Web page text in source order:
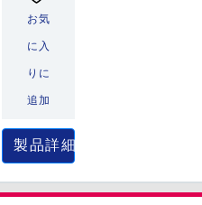
お気
に入
りに
追加
製品詳細